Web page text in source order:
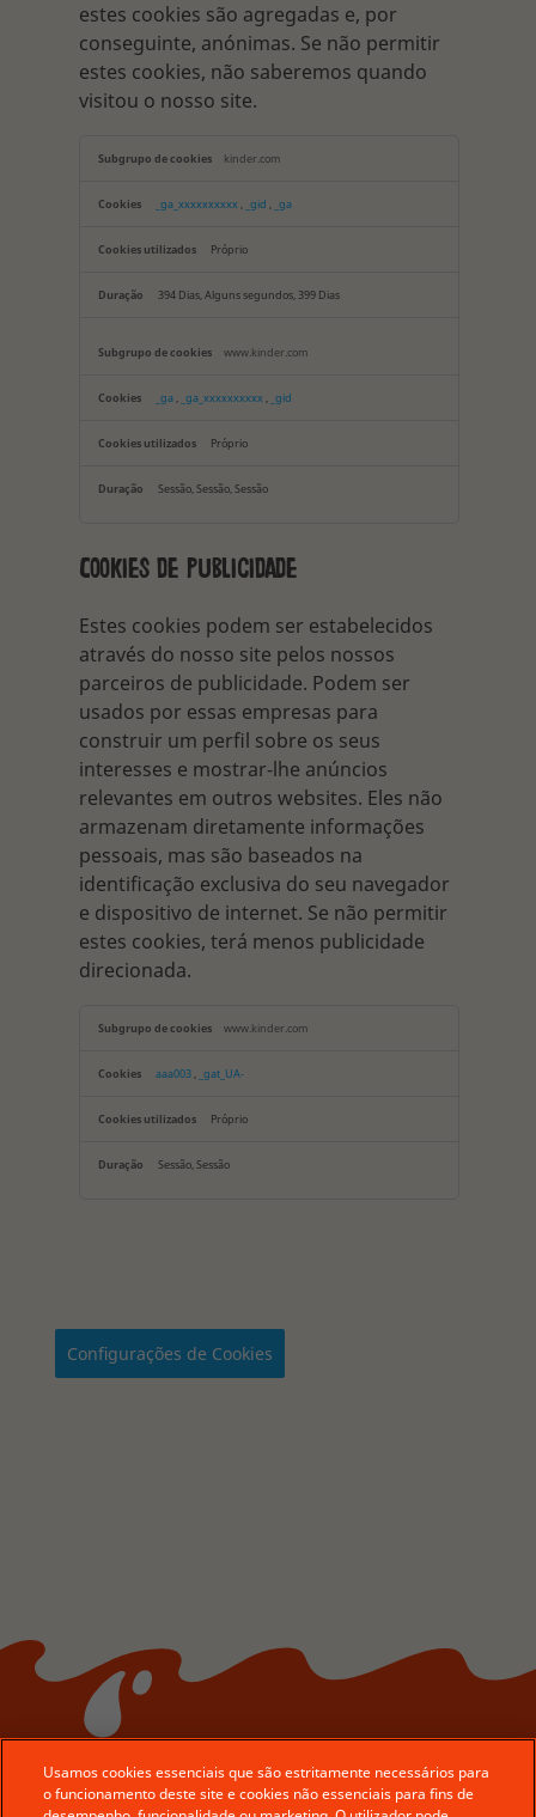
estes cookies são agregadas e, por
conseguinte, anónimas. Se não permitir
estes cookies, não saberemos quando
visitou o nosso site.
para
desempenho
kinder.com
_ga_xxxxxxxxxx , _gid , _ga
Próprio
394 Dias, Alguns segundos, 399 Dias
www.kinder.com
_ga , _ga_xxxxxxxxxx , _gid
Próprio
Sessão, Sessão, Sessão
Cookies de publicidade
Estes cookies podem ser estabelecidos
através do nosso site pelos nossos
parceiros de publicidade. Podem ser
usados por essas empresas para
construir um perfil sobre os seus
interesses e mostrar-lhe anúncios
relevantes em outros websites. Eles não
armazenam diretamente informações
pessoais, mas são baseados na
identificação exclusiva do seu navegador
e dispositivo de internet. Se não permitir
estes cookies, terá menos publicidade
direcionada.
www.kinder.com
aaa003 , _gat_UA-
Próprio
Sessão, Sessão
Configurações de Cookies
Usamos cookies essenciais que são estritamente necessários para
o funcionamento deste site e cookies não essenciais para fins de